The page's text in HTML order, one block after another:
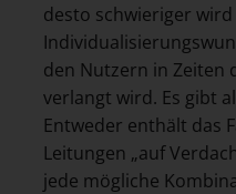
desto schwieriger wird
den Nutzern in Zeiten
verlangt wird. Es gibt
Entweder enthält das
Leitungen „auf
jede mögliche